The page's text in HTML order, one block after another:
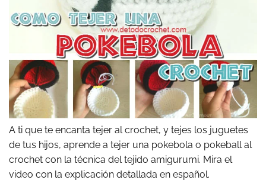
A ti que te encanta tejer al crochet, y tejes los juguetes
de tus hijos, aprende a tejer una pokebola o pokeball al
crochet con la técnica del tejido amigurumi. Mira el
video con la explicación detallada en español.